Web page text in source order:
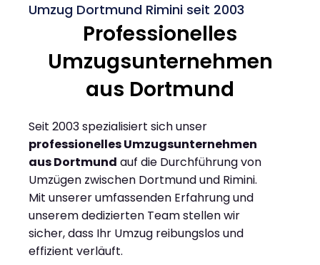
Umzug Dortmund Rimini seit 2003
Professionelles
Umzugsunternehmen
aus Dortmund
Seit 2003 spezialisiert sich unser
professionelles Umzugsunternehmen
aus Dortmund auf die Durchführung von
Umzügen zwischen Dortmund und Rimini.
Mit unserer umfassenden Erfahrung und
unserem dedizierten Team stellen wir
sicher, dass Ihr Umzug reibungslos und
effizient verläuft.